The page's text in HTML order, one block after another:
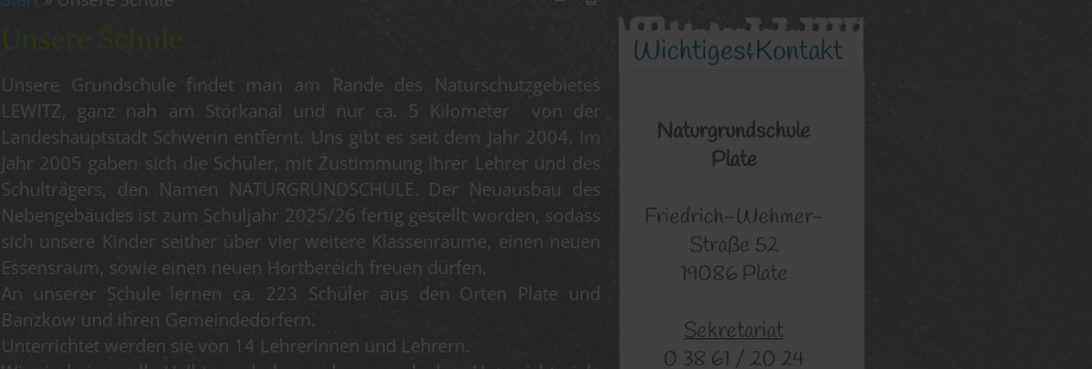
Wichtiges&Kontakt
Naturgrundschule
Plate
Friedrich-Wehmer-
Straße 52
19086 Plate
Sekretariat
0 38 61 / 20 24
Unsere Schule
Unsere Grundschule findet man am Rande des Naturschutzgebietes
LEWITZ, ganz nah am Störkanal und nur ca. 5 Kilometer von der
Landeshauptstadt Schwerin entfernt. Uns gibt es seit dem Jahr 2004. Im
Jahr 2005 gaben sich die Schüler, mit Zustimmung ihrer Lehrer und des
Schulträgers, den Namen NATURGRUNDSCHULE. Der Neuausbau des
Nebengebäudes ist zum Schuljahr 2025/26 fertig gestellt worden, sodass
sich unsere Kinder seither über vier weitere Klassenräume, einen neuen
Essensraum, sowie einen neuen Hortbereich freuen dürfen.
An unserer Schule lernen ca. 223 Schüler aus den Orten Plate und
Banzkow und ihren Gemeindedörfern.
Unterrichtet werden sie von 14 Lehrerinnen und Lehrern.